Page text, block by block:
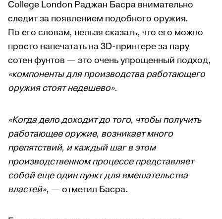
College London Раджан Басра внимательно
следит за появлением подобного оружия.
По его словам, нельзя сказать, что его можно
просто напечатать на 3D-принтере за пару
сотен фунтов — это очень упрощенный подход,
«компоненты для производства работающего
оружия стоят недешево».
«Когда дело доходит до того, чтобы получить
работающее оружие, возникает много
препятствий, и каждый шаг в этом
производственном процессе представляет
собой еще один пункт для вмешательства
властей», — отметил Басра.